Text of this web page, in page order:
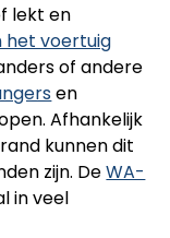
lekt en
het voertuig
of andere
en
Afhankelijk
kunnen dit
zijn. DeWA-
in veel